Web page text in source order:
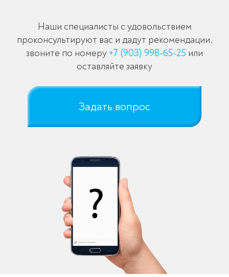
Наши специалисты с удовольствием
проконсультируют вас и дадут рекомендации,
звоните по номеру +7 (903) 998-65-25 или
оставляйте заявку
Задать вопрос